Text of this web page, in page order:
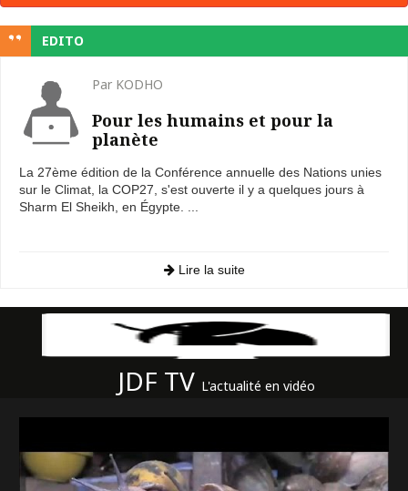
EDITO
Par KODHO
Pour les humains et pour la
planète
La 27ème édition de la Conférence annuelle des Nations unies
sur le Climat, la COP27, s'est ouverte il y a quelques jours à
Sharm El Sheikh, en Égypte. ...
Lire la suite
JDF TV L'actualité en vidéo